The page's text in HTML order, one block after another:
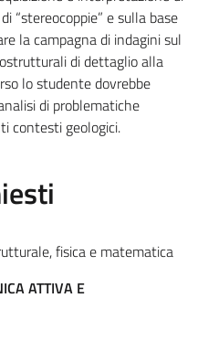
“stereocoppie” e sulla base
la campagna di indagini sul
di dettaglio alla
lo studente dovrebbe
di problematiche
contesti geologici.
fisica e matematica
ATTIVA E